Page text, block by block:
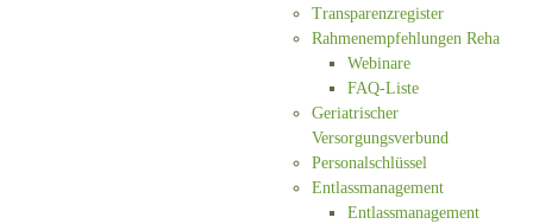
Transparenzregister
Rahmenempfehlungen Reha
Webinare
FAQ-Liste
Geriatrischer
Versorgungsverbund
Personalschlüssel
Entlassmanagement
Entlassmanagement